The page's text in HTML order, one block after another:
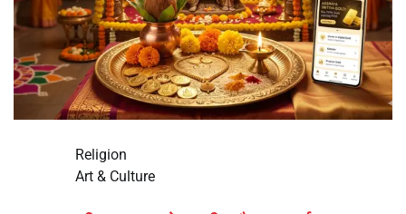
Religion
Art & Culture